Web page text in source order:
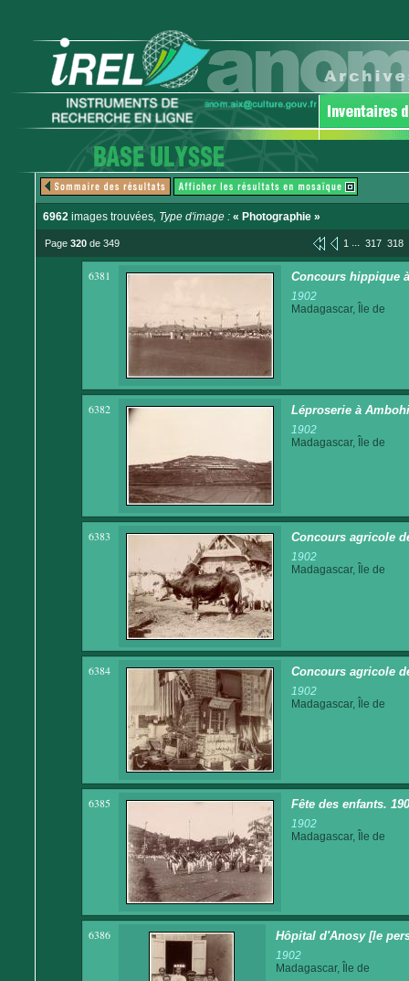
6962 images trouvées, Type d'image : « Photographie »
Page 320 de 349 1 ... 317 318
6381 Concours hippique
1902
Madagascar, Île de
6382 Léproserie à
1902
Madagascar, Île de
6383 Concours agricole
1902
Madagascar, Île de
6384 Concours agricole
1902
Madagascar, Île de
6385 Fête des enfants.
1902
Madagascar, Île de
6386 Hôpital d'Anosy [le
1902
Madagascar, Île de